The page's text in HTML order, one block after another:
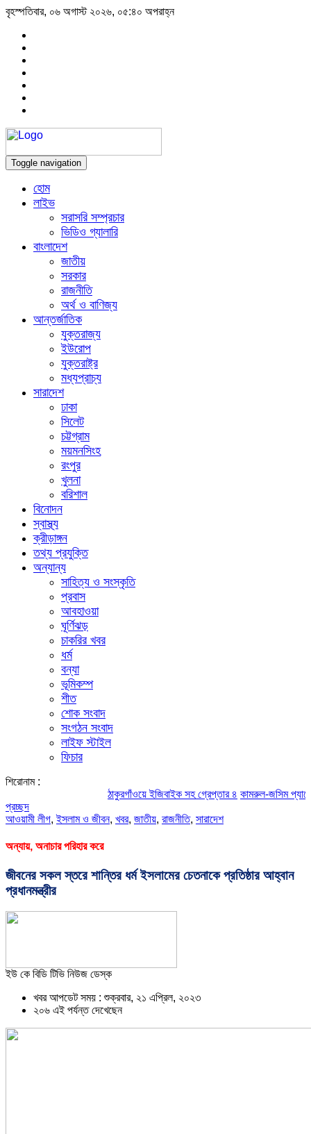
বৃহস্পতিবার, ০৬ অগাস্ট ২০২৬, ০৫:৪০ অপরাহ্ন
Toggle navigation
হোম
লাইভ
সরাসরি সম্প্রচার
ভিডিও গ্যালারি
বাংলাদেশ
জাতীয়
সরকার
রাজনীতি
অর্থ ও বাণিজ্য
আন্তর্জাতিক
যুক্তরাজ্য
ইউরোপ
যুক্তরাষ্ট্র
মধ্যপ্রাচ্য
সারাদেশ
ঢাকা
সিলেট
চট্টগ্রাম
ময়মনসিংহ
রংপুর
খুলনা
বরিশাল
বিনোদন
স্বাস্থ্য
ক্রীড়াঙ্গন
তথ্য প্রযুক্তি
অন্যান্য
সাহিত্য ও সংস্কৃতি
প্রবাস
আবহাওয়া
ঘূর্ণিঝড়
চাকরির খবর
ধর্ম
বন্যা
ভূমিকম্প
শীত
শোক সংবাদ
সংগঠন সংবাদ
লাইফ স্টাইল
ফিচার
শিরোনাম :
ঠাকুরগাঁওয়ে ইজিবাইক সহ গ্রেপ্তার ৪ কামরুল-জসিম প্যানেলের
প্রচ্ছদ
আওয়ামী লীগ,ইসলাম ও জীবন, খবর, জাতীয়, রাজনীতি, সারাদেশ
অন্যায়, অনাচার পরিহার করে
জীবনের সকল স্তরে শান্তির ধর্ম ইসলামের চেতনাকে প্রতিষ্ঠার আহ্বান
প্রধানমন্ত্রীর
ইউ কে বিডি টিভি নিউজ ডেস্ক
খবর আপডেট সময় : শুক্রবার, ২১ এপ্রিল, ২০২৩
২০৬ এই পর্যন্ত দেখেছেন